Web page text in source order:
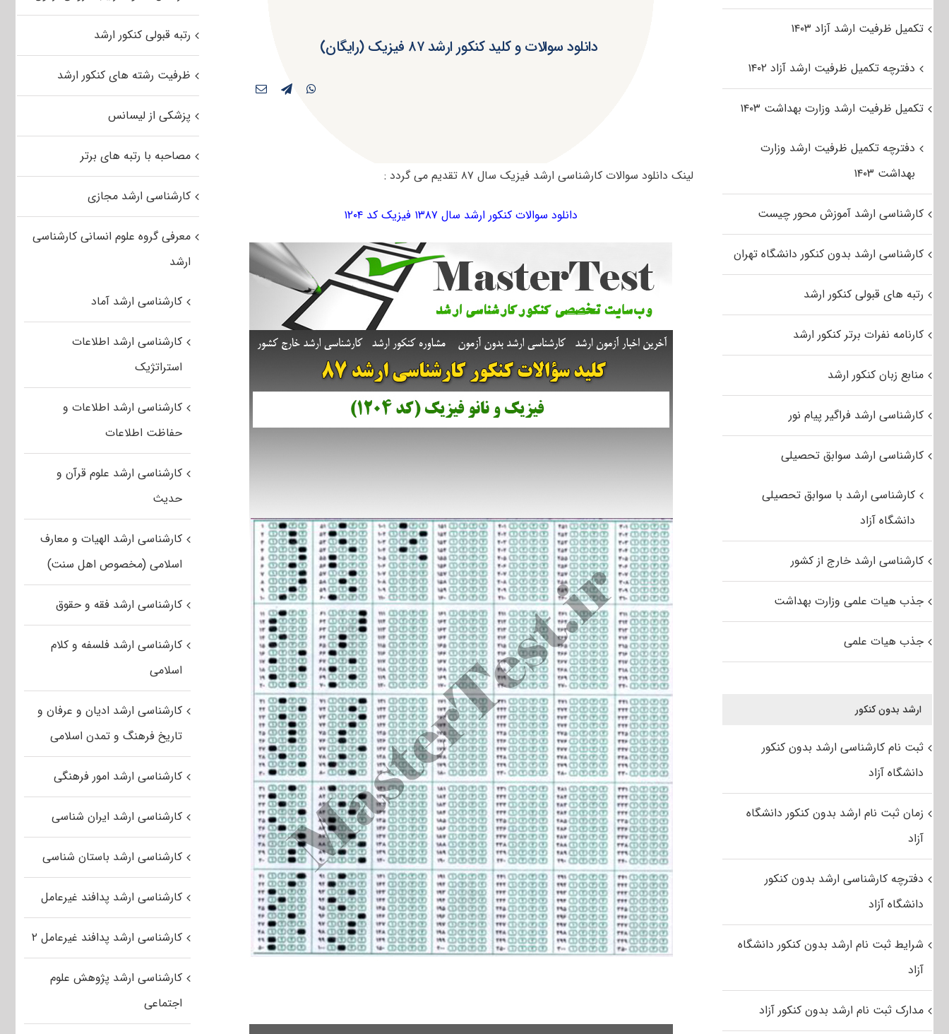
دانلود سوالات و کلید کنکور ارشد ۸۷ فیزیک (رایگان)
لینک دانلود سوالات کارشناسی ارشد فیزیک سال ۸۷ تقدیم می گردد :
دانلود سوالات کنکور ارشد سال ۱۳۸۷ فیزیک کد ۱۲۰۴
رتبه قبولی کنکور ارشد
ظرفیت رشته های کنکور ارشد
پزشکی از لیسانس
مصاحبه با رتبه های برتر
کارشناسی ارشد مجازی
معرفی گروه علوم انسانی کارشناسی
ارشد
کارشناسی ارشد آماد
کارشناسی ارشد اطلاعات
استراتژیک
کارشناسی ارشد اطلاعات و
حفاظت اطلاعات
کارشناسی ارشد علوم قرآن و
حدیث
کارشناسی ارشد الهیات و معارف
اسلامی (مخصوص اهل سنت)
کارشناسی ارشد فقه و حقوق
کارشناسی ارشد فلسفه و کلام
اسلامی
کارشناسی ارشد ادیان و عرفان و
تاریخ فرهنگ و تمدن اسلامی
کارشناسی ارشد امور فرهنگی
کارشناسی ارشد ایران شناسی
کارشناسی ارشد باستان شناسی
کارشناسی ارشد پدافند غیرعامل
کارشناسی ارشد پدافند غیرعامل ۲
کارشناسی ارشد پژوهش علوم
اجتماعی
تکمیل ظرفیت ارشد آزاد ۱۴۰۳
دفترچه تکمیل ظرفیت ارشد آزاد ۱۴۰۲
تکمیل ظرفیت ارشد وزارت بهداشت ۱۴۰۳
دفترچه تکمیل ظرفیت ارشد وزارت
بهداشت ۱۴۰۳
کارشناسی ارشد آموزش محور چیست
کارشناسی ارشد بدون کنکور دانشگاه تهران
رتبه های قبولی کنکور ارشد
کارنامه نفرات برتر کنکور ارشد
منابع زبان کنکور ارشد
کارشناسی ارشد فراگیر پیام نور
کارشناسی ارشد سوابق تحصیلی
کارشناسی ارشد با سوابق تحصیلی
دانشگاه آزاد
کارشناسی ارشد خارج از کشور
جذب هیات علمی وزارت بهداشت
جذب هیات علمی
ارشد بدون کنکور
ثبت نام کارشناسی ارشد بدون کنکور
دانشگاه آزاد
زمان ثبت نام ارشد بدون کنکور دانشگاه
آزاد
دفترچه کارشناسی ارشد بدون کنکور
دانشگاه آزاد
شرایط ثبت نام ارشد بدون کنکور دانشگاه
آزاد
مدارک ثبت نام ارشد بدون کنکور آزاد